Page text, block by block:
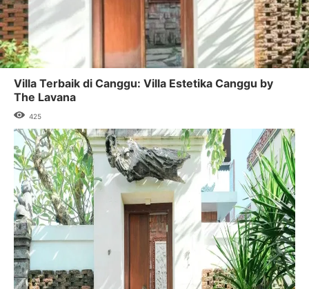
Villa Terbaik di Canggu: Villa Estetika Canggu by
The Lavana
425